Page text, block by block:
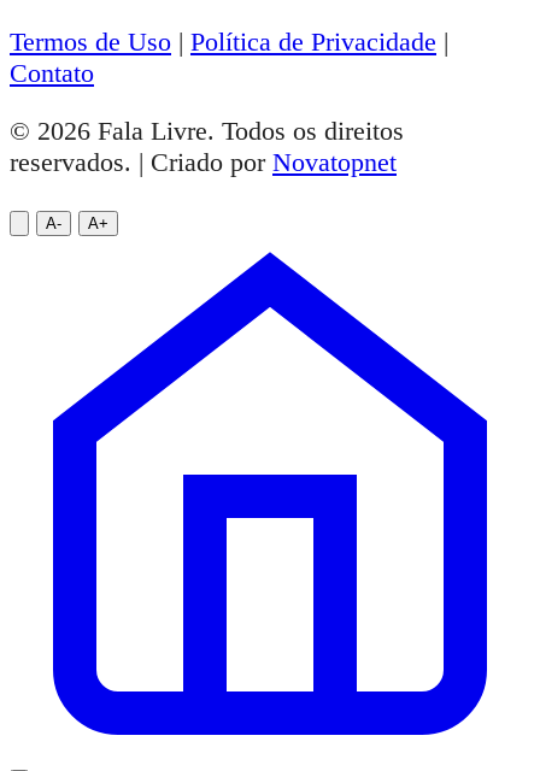
Termos de Uso | Política de Privacidade |
Contato
© 2026 Fala Livre. Todos os direitos
reservados. | Criado por Novatopnet
A- A+